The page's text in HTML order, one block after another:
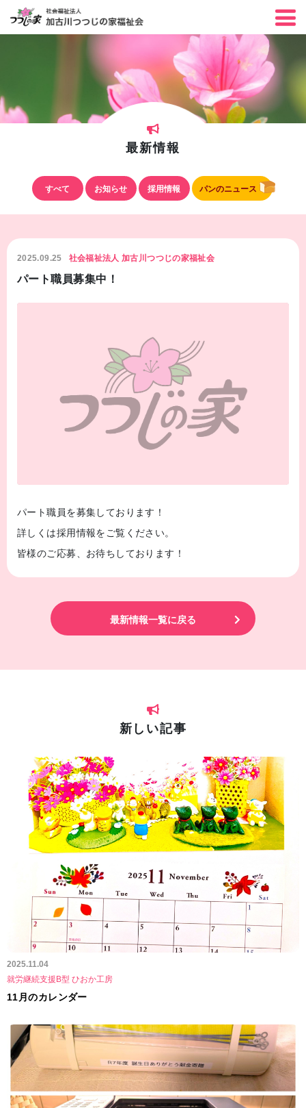
最新情報
すべて お知らせ 採用情報 パンのニュース
2025.09.25 社会福祉法人 加古川つつじの家福祉会
パート職員募集中！
パート職員を募集しております！
詳しくは採用情報をご覧ください。
皆様のご応募、お待ちしております！
最新情報一覧に戻る
新しい記事
2025.11.04
就労継続支援B型 ひおか工房
11月のカレンダー